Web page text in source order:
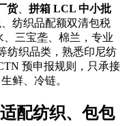
货、 拼箱 LCL 中小批
纺织品配额双清包税
三宝垄、棉兰，专业
纺织品类，熟悉印尼纺
预申报规则，只承接
鲜、冷链。
配纺织、包包